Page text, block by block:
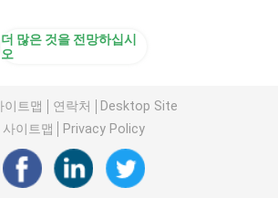
더 많은 것을 전망하십시
오
이트맵 연락처
Desktop Site
사이트맵
Privacy Policy